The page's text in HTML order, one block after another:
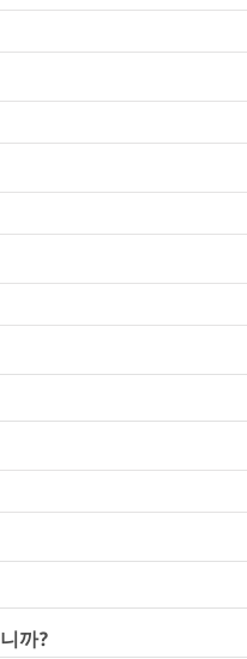
까?